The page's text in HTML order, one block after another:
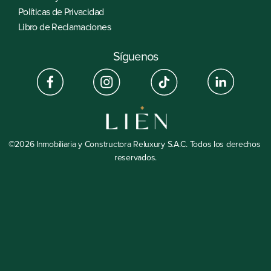
Políticas de Privacidad
Libro de Reclamaciones
Síguenos
©2026 Inmobiliaria y Constructora Reluxury S.A.C. Todos los derechos
reservados.